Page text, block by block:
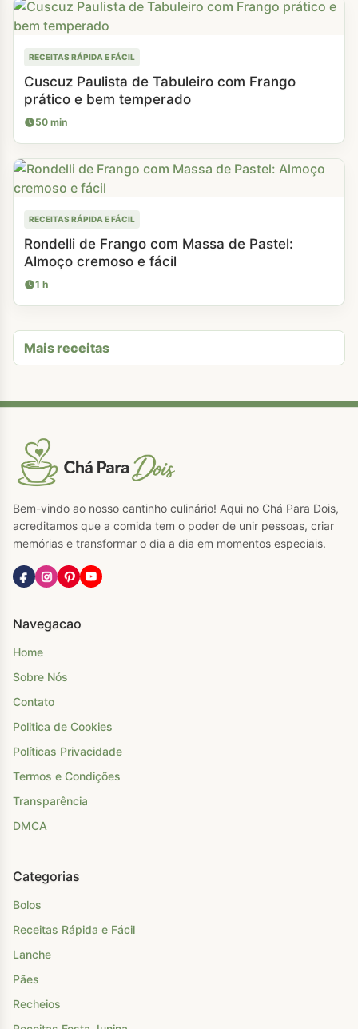
RECEITAS RÁPIDA E FÁCIL
Cuscuz Paulista de Tabuleiro com Frango
prático e bem temperado
50 min
RECEITAS RÁPIDA E FÁCIL
Rondelli de Frango com Massa de Pastel:
Almoço cremoso e fácil
1 h
Mais receitas
Bem-vindo ao nosso cantinho culinário! Aqui no Chá Para Dois,
acreditamos que a comida tem o poder de unir pessoas, criar
memórias e transformar o dia a dia em momentos especiais.
Navegacao
Home
Sobre Nós
Contato
Politica de Cookies
Políticas Privacidade
Termos e Condições
Transparência
DMCA
Categorias
Bolos
Receitas Rápida e Fácil
Lanche
Pães
Recheios